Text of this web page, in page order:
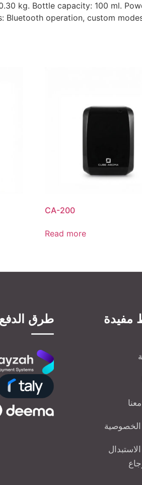
kg. Bottle capacity: 100 ml.
Bluetooth operation, custom
CA-200
Read more
مفيدة طرق الدفع